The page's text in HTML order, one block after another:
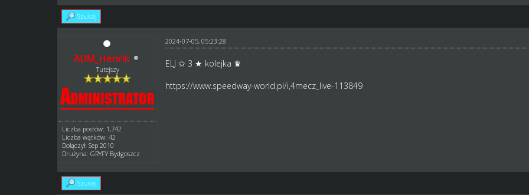
Szukaj
ADM_Henrik
Tutejszy
Liczba postów: 1,742
Liczba wątków: 42
Dołączył: Sep 2010
Drużyna: GRYFY Bydgoszcz
2024-07-05, 05:23:28
ELJ ✩ 3 ★ kolejka ♛
https://www.speedway-world.pl/i,4mecz_live-113849
Szukaj